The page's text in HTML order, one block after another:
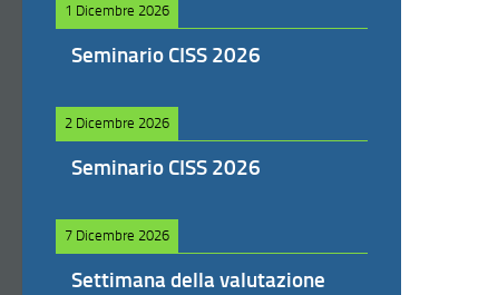
1 Dicembre 2026
Seminario CISS 2026
2 Dicembre 2026
Seminario CISS 2026
7 Dicembre 2026
Settimana della valutazione